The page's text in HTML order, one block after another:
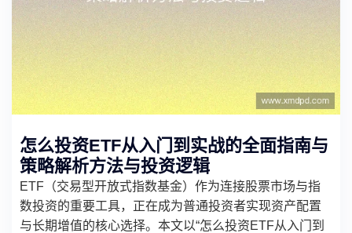
怎么投资ETF从入门到实战的全面指南与
策略解析方法与投资逻辑
ETF（交易型开放式指数基金）作为连接股票市场与指
数投资的重要工具，正在成为普通投资者实现资产配置
与长期增值的核心选择。本文以“怎么投资ETF从入门到